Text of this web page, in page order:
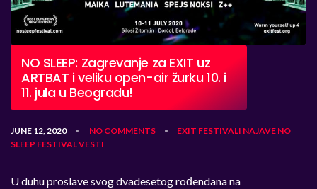
NO SLEEP: Zagrevanje za EXIT uz
ARTBAT i veliku open-air žurku 10. i
11. jula u Beogradu!
JUNE 12, 2020 • NO COMMENTS • EXIT FESTIVALI NAJAVE NO
SLEEP FESTIVALVESTI
U duhu proslave svog dvadesetog rođendana na